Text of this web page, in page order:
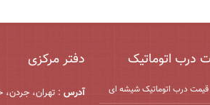
درب اتوماتیک
درب اتوماتیک شیشه ‌ای
دفتر مرکزی
آدرس : تهران، جردن،